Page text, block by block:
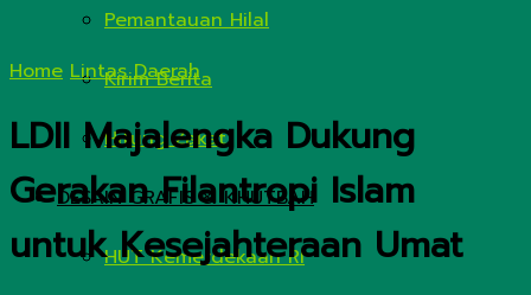
Pemantauan Hilal
Kirim Berita
Hitung Zakat
DESAIN GRAFIS & KHUTBAH
HUT Kemerdekaan RI
Home Lintas Daerah
LDII Majalengka Dukung
Gerakan Filantropi Islam
untuk Kesejahteraan Umat